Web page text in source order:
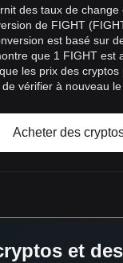
des taux de
de FIGHT
est basé sur
que 1 FIGHT est
les prix des
vérifier à nouveau
Acheter des
et